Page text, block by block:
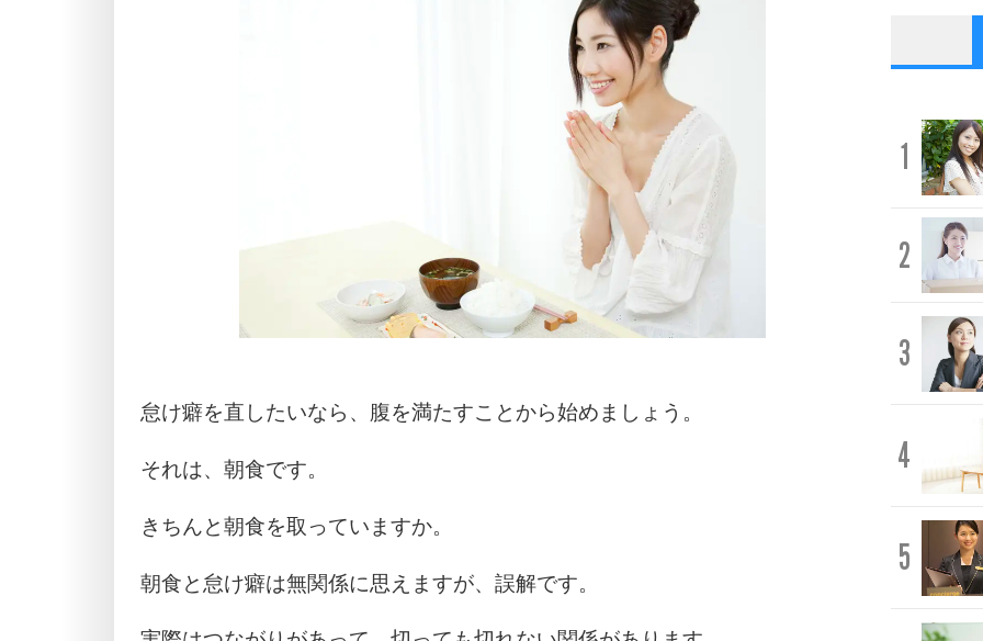
怠け癖を直したいなら、腹を満たすことから始めましょう。
それは、朝食です。
きちんと朝食を取っていますか。
朝食と怠け癖は無関係に思えますが、誤解です。
1
2
3
4
5